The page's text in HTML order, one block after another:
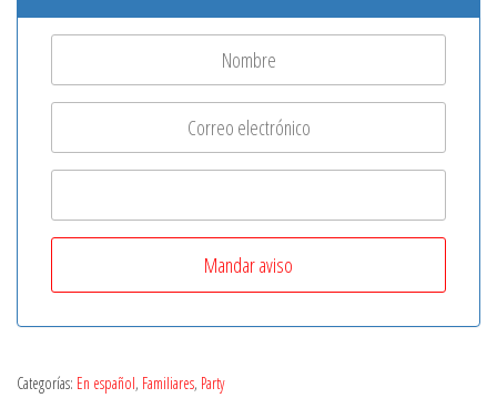
Categorías: En español, Familiares, Party